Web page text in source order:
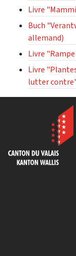
Livre
Buch
allemand)
Livre
Livre
lutter